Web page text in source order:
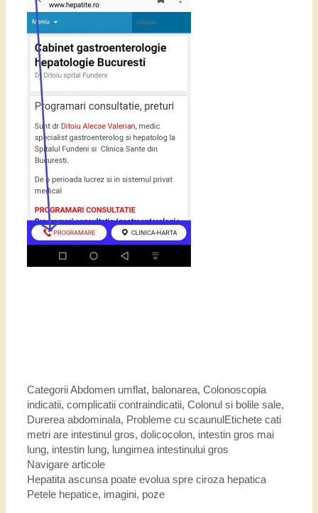
CategoriiAbdomen umflat, balonarea, Colonoscopia
indicatii, complicatii contraindicatii, Colonul si bolile sale,
Durerea abdominala, Probleme cu scaunulEtichete cati
metri are intestinul gros, dolicocolon, intestin gros mai
lung, intestin lung, lungimea intestinului gros
Navigare articole
Hepatita ascunsa poate evolua spre ciroza hepatica
Petele hepatice, imagini, poze